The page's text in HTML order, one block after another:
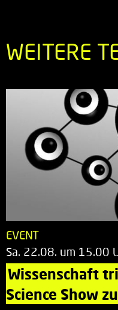
WEITERE
EVENT
Sa. 22.08. um 15.00
Wissenschaft
Science Show